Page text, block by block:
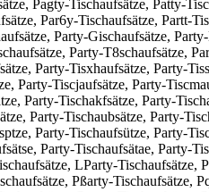
Pagty-Tischaufsätze, Patty-
Par6y-Tischaufsätze, Partt-
Party-Gischaufsätze,
Party-T8schaufsätze,
Party-Tisxhaufsätze, Party-
Party-Tiscjaufsätze, Party-
Party-Tischakfsätze, Party-
Party-Tischaubsätze, Party-
Party-Tischaufsütze, Party-
Party-Tischaufsätae, Party-
LParty-Tischaufsätze,
Pßarty-Tischaufsätze,